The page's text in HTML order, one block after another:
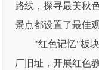
路线，探寻最美秋
景点都设置了最佳
"红色记忆"板
厂旧址，开展红色